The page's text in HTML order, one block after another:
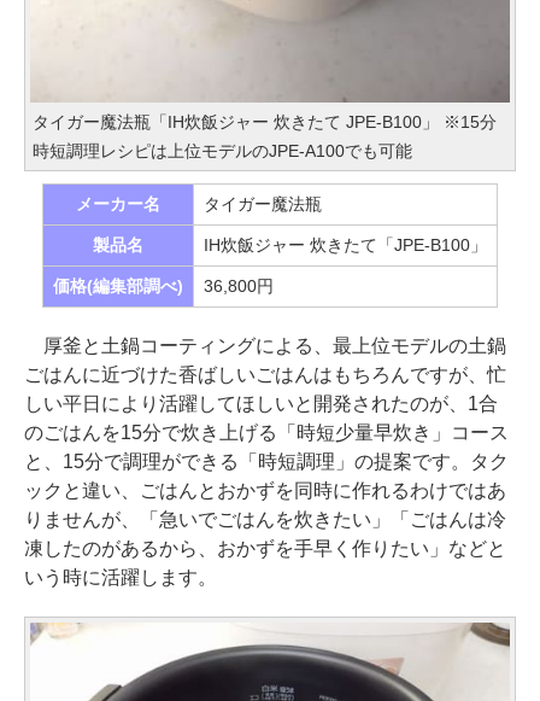
タイガー魔法瓶「IH炊飯ジャー 炊きたて JPE-B100」 ※15分
時短調理レシピは上位モデルのJPE-A100でも可能
メーカー名 タイガー魔法瓶
製品名 IH炊飯ジャー 炊きたて「JPE-B100」
価格(編集部調べ) 36,800円
厚釜と土鍋コーティングによる、最上位モデルの土鍋
ごはんに近づけた香ばしいごはんはもちろんですが、忙
しい平日により活躍してほしいと開発されたのが、1合
のごはんを15分で炊き上げる「時短少量早炊き」コース
と、15分で調理ができる「時短調理」の提案です。タク
ックと違い、ごはんとおかずを同時に作れるわけではあ
りませんが、「急いでごはんを炊きたい」「ごはんは冷
凍したのがあるから、おかずを手早く作りたい」などと
いう時に活躍します。